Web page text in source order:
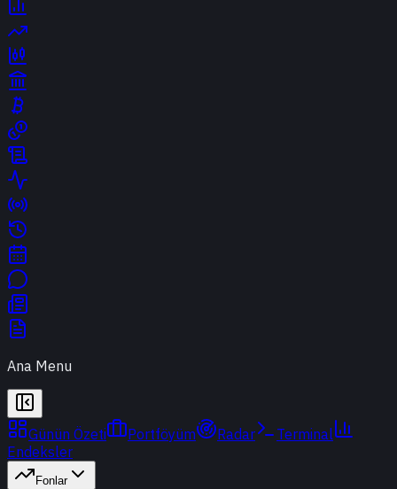
Ana Menu
Günün Özeti Portföyüm Radar
Terminal
Endeksler
Fonlar